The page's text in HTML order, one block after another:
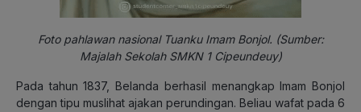
Foto pahlawan nasional Tuanku Imam Bonjol. (Sumber:
Majalah Sekolah SMKN 1 Cipeundeuy)
Pada tahun 1837, Belanda berhasil menangkap Imam Bonjol
dengan tipu muslihat ajakan perundingan. Beliau wafat pada 6